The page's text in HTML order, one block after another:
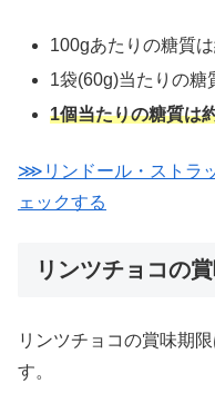
100gあたりの糖質
1袋(60g)当たりの糖
1個当たりの糖質は
⋙リンドール・ストラ
ェックする
リンツチョコの
リンツチョコの賞味期
す。